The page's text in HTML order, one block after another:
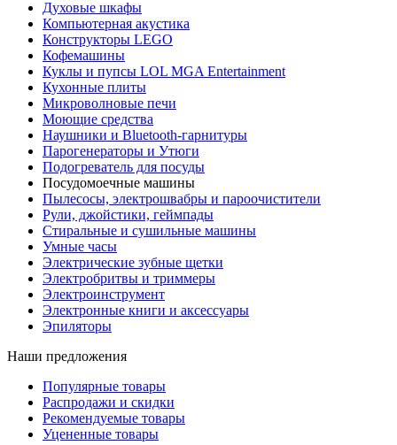
Духовые шкафы
Компьютерная акустика
Конструкторы LEGO
Кофемашины
Куклы и пупсы LOL MGA Entertainment
Кухонные плиты
Микроволновые печи
Моющие средства
Наушники и Bluetooth-гарнитуры
Парогенераторы и Утюги
Подогреватель для посуды
Посудомоечные машины
Пылесосы, электрошвабры и пароочистители
Рули, джойстики, геймпады
Стиральные и сушильные машины
Умные часы
Электрические зубные щетки
Электробритвы и триммеры
Электроинструмент
Электронные книги и аксессуары
Эпиляторы
Наши предложения
Популярные товары
Распродажи и скидки
Рекомендуемые товары
Уцененные товары